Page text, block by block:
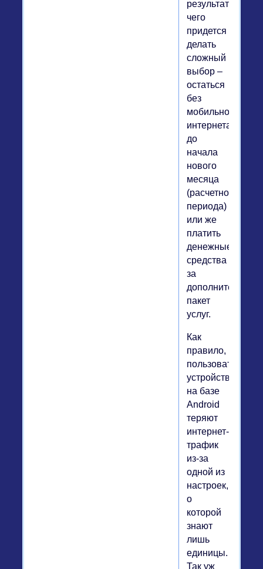
результате
чего
придется
делать
сложный
выбор –
остаться
без
мобильного
интернета
до
начала
нового
месяца
(расчетного
периода)
или же
платить
денежные
средства
за
дополнительный
пакет
услуг.
Как
правило,
пользователи
устройств
на базе
Android
теряют
интернет-
трафик
из-за
одной из
настроек,
о
которой
знают
лишь
единицы.
Так уж